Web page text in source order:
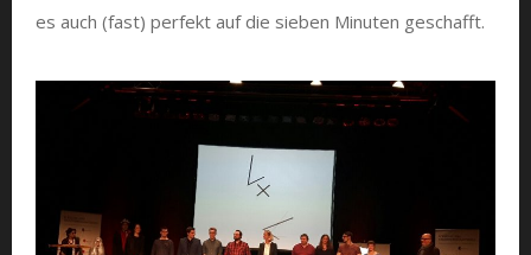
es auch (fast) perfekt auf die sieben Minuten geschafft.